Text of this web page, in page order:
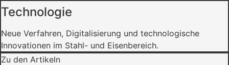
Technologie
Neue Verfahren, Digitalisierung und technologische
Innovationen im Stahl- und Eisenbereich.
Zu den Artikeln